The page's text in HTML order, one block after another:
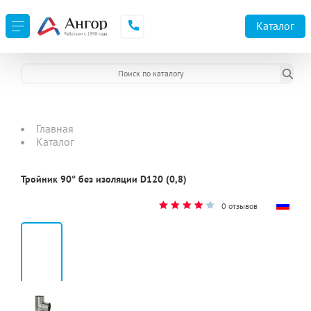
Каталог
Главная
Каталог
Тройник 90° без изоляции D120 (0,8)
0 отзывов